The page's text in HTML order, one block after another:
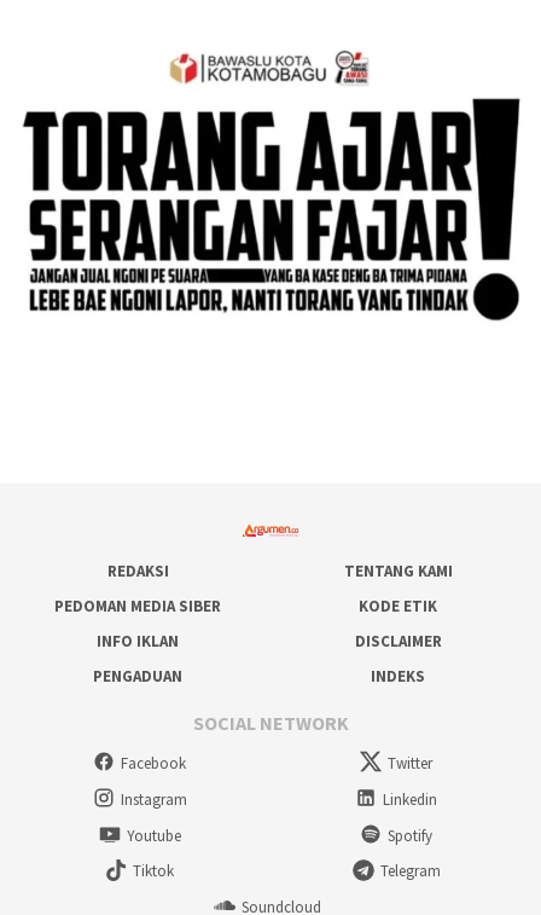
REDAKSI
TENTANG KAMI
PEDOMAN MEDIA SIBER
KODE ETIK
INFO IKLAN
DISCLAIMER
PENGADUAN
INDEKS
SOCIAL NETWORK
Facebook
Twitter
Instagram
Linkedin
Youtube
Spotify
Tiktok
Telegram
Soundcloud